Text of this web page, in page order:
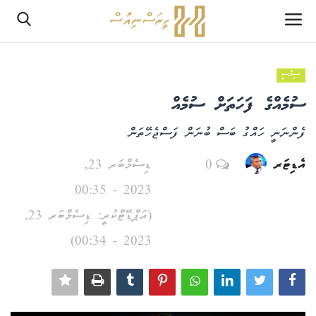
ހޯމް
ރިޕޯޓް
އެޑިޓޯރިއަލް
ސިޔާސީ
ސުމެއްގެ ފަހަތަށް ސުމެއް
ފެންނަނީ ހައްގު ބަސް ބުނަން ފަސްޖެހޭތަން
އެޑިޓަރ
ޑިސެމްބަރ 23,
2023 - 00:35
(އަޕްޑޭޓްކުރީ: ޑިސެމްބަރ 23,
2023 - 00:34)
0